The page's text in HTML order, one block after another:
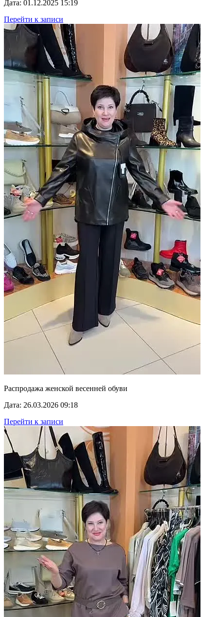
Дата: 01.12.2025 15:19
Перейти к записи
Распродажа женской весенней обуви
Дата: 26.03.2026 09:18
Перейти к записи